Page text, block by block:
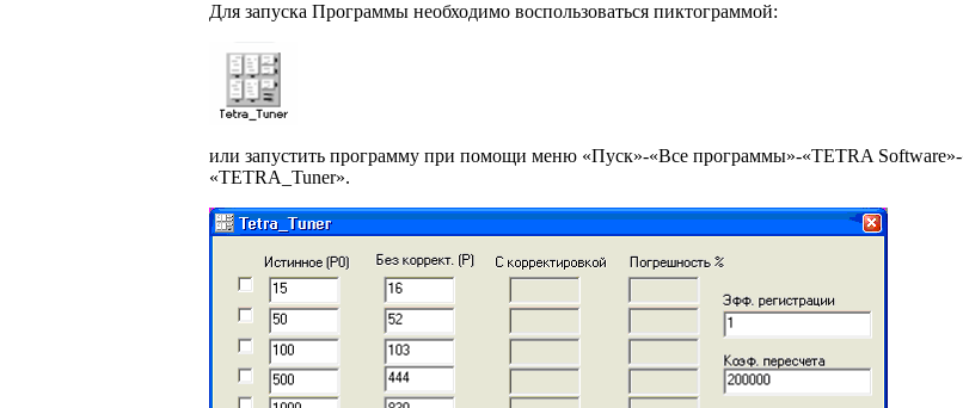
Для запуска Программы необходимо воспользоваться пиктограммой:
или запустить программу при помощи меню «Пуск»-«Все программы»-«TETRA
«TETRA_Tuner».